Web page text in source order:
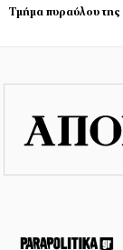
Τμήμα πυραύλου της